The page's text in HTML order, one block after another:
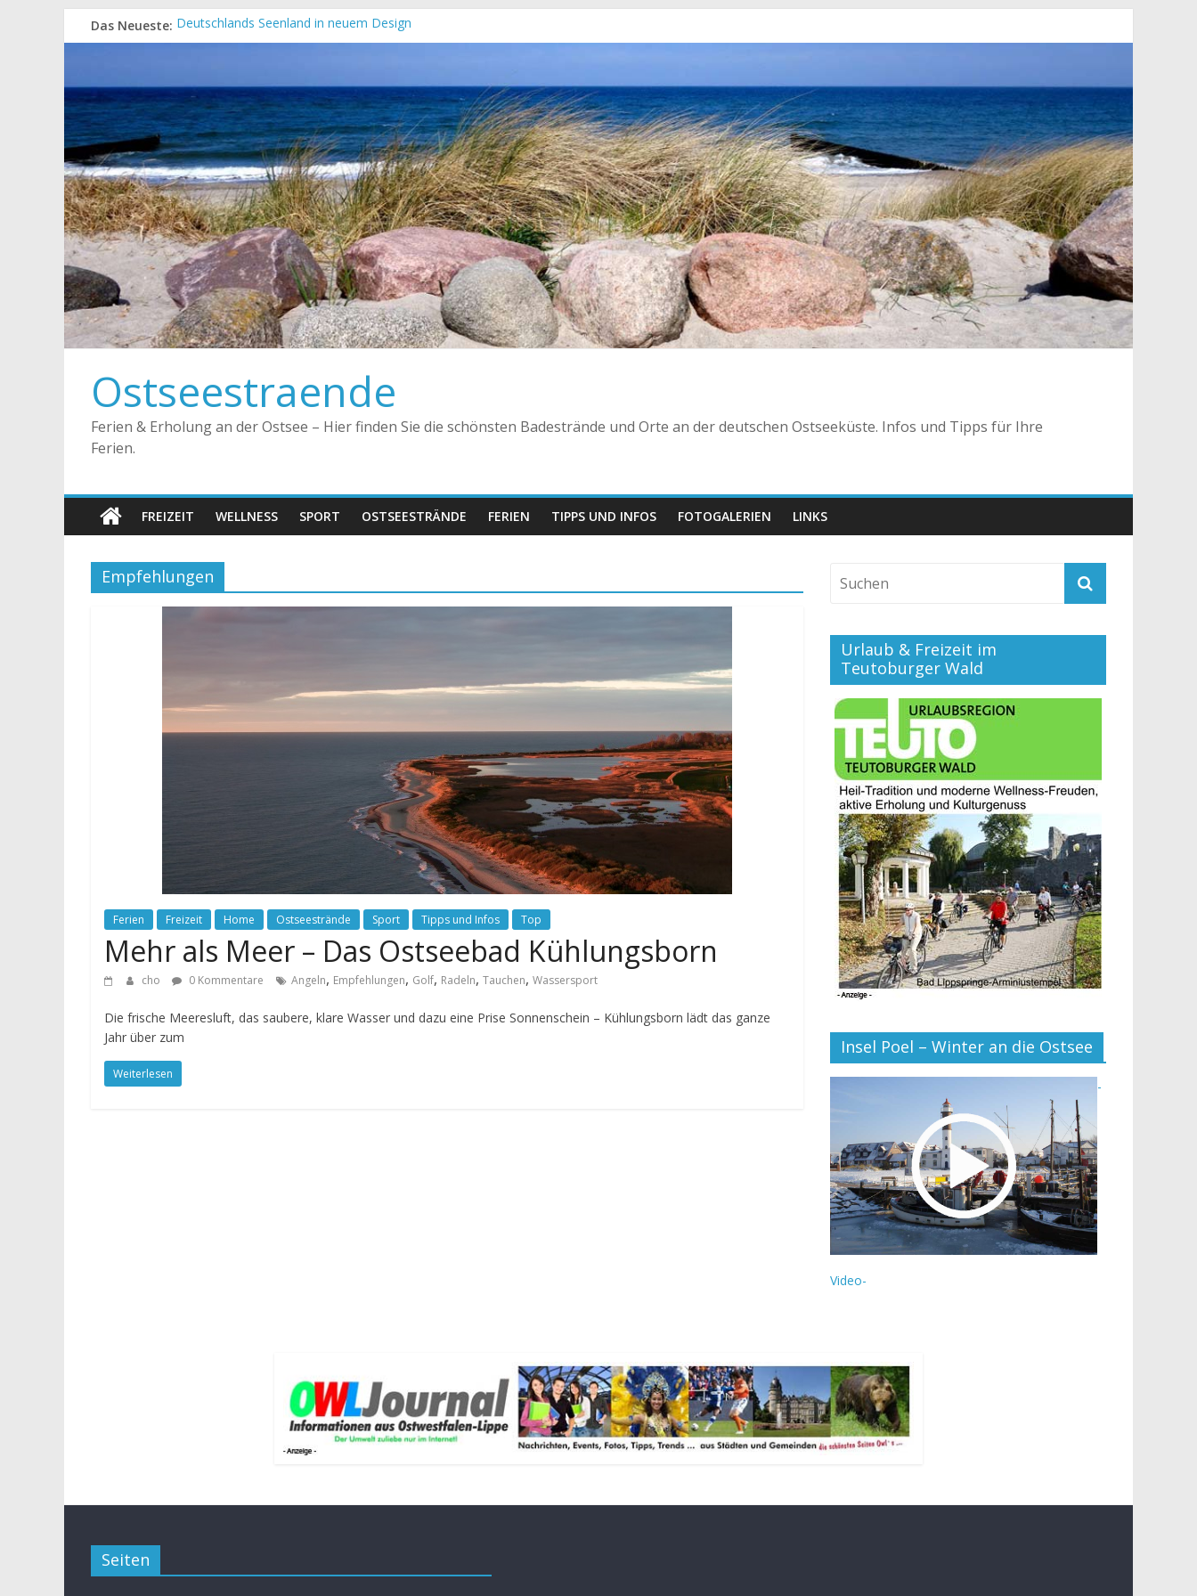
Das Neueste: Deutschlands Seenland in neuem Design
„Kellenhusen nach Hause bestellen“ Neuer Online-Shop verfügbar
Neues Urlaubsmagazin für Mecklenburg-Vorpommern erschienen
Meck-Pomm Short News Januar
Ostseestraende
Ferien & Erholung an der Ostsee – Hier finden Sie die schönsten Badestrände und Orte an der deutschen Ostseeküste. Infos und Tipps für Ihre
Ferien.
FREIZEIT WELLNESS SPORT OSTSEESTRÄNDE FERIEN TIPPS UND INFOS FOTOGALERIEN LINKS
Empfehlungen
Ferien Freizeit Home Ostseestrände Sport Tipps und Infos Top
Mehr als Meer – Das Ostseebad Kühlungsborn
cho 0 Kommentare Angeln, Empfehlungen, Golf, Radeln, Tauchen, Wassersport
Die frische Meeresluft, das saubere, klare Wasser und dazu eine Prise Sonnenschein – Kühlungsborn lädt das ganze
Jahr über zum
Weiterlesen
Urlaub & Freizeit im
Teutoburger Wald
Insel Poel – Winter an die Ostsee
-
Video-
Seiten